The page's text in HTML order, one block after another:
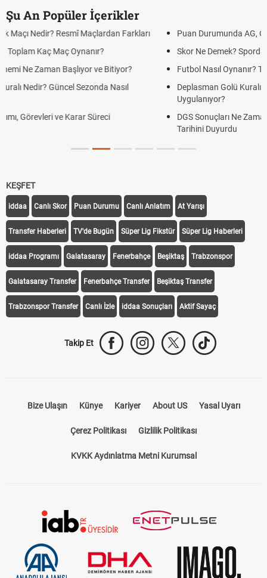
Şu An Popüler İçerikler
Puan Durumunda AG, OM ve Diğer Kısaltmalar Ne Anlama Gelir?
Skor Ne Demek? Sporda Skor ve Sonuç Kavramları
Futbol Nasıl Oynanır? Temel Futbol Kuralları
Deplasman Golü Kuralı Nedir? Hangi Organizasyonlarda
DGS Sonuçları Ne Zaman Açıklanacak 2026? ÖSYM Sonuç
KEŞFET
iddaa Canlı Skor Puan Durumu Canlı Anlatım At Yarışı
Transfer Haberleri TV'de Bugün Süper Lig Fikstür Süper Lig Haberleri
iddaa Programı Galatasaray Fenerbahçe Beşiktaş Trabzonspor
Galatasaray Transfer Fenerbahçe Transfer Beşiktaş Transfer
Trabzonspor Transfer Canlı İzle iddaa Sonuçları Aktif Sayaç
Takip Et
Bize Ulaşın Künye Kariyer About US Yasal Uyarı
Çerez Politikası Gizlilik Politikası
KVKK Aydınlatma Metni Kurumsal